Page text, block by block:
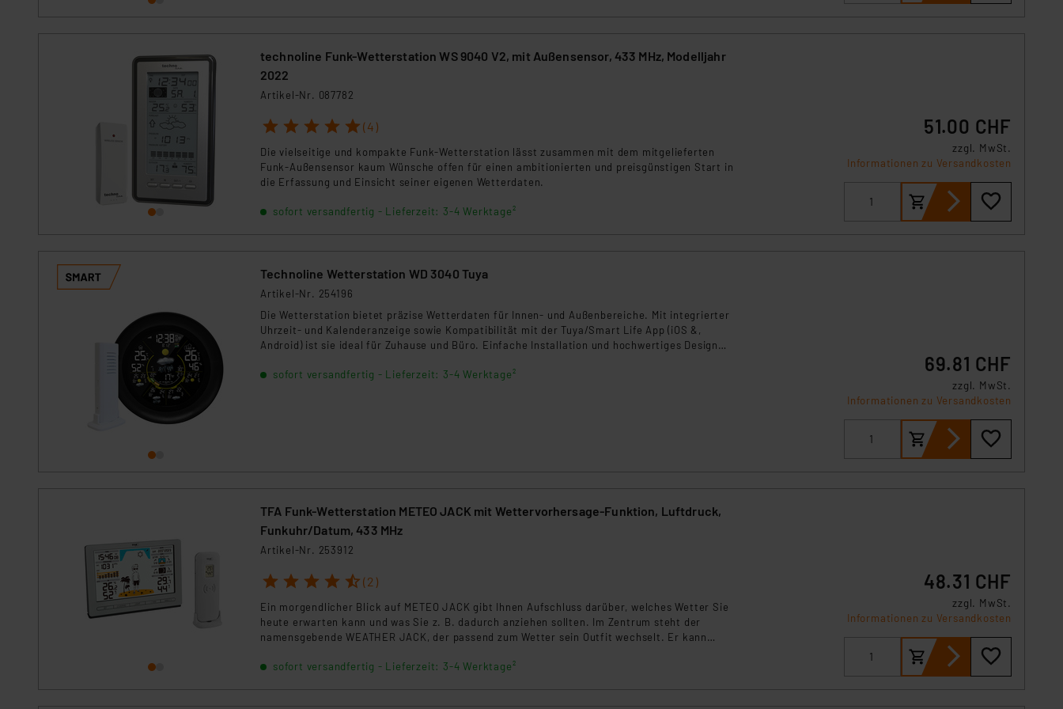
Unsere Kooperation mit diesen Dienstleistern stützt sich auf die Standarddatenschutzklauseln der Europäischen
Kommission sowie einer eigenen Beurteilung der mit der Datenübermittlung, insbesondere der Art der übermittelten
Daten, verbundenen Risiken.“
technoline Funk-Wetterstation WS 9040 V2, mit Außensensor, 433 MHz, Modelljahr
2022
Artikel-Nr. 087782
1 2 3 4 5 (4)
Die vielseitige und kompakte Funk-Wetterstation lässt zusammen mit dem mitgelieferten
Funk-Außensensor kaum Wünsche offen für einen ambitionierten und preisgünstigen Start in
die Erfassung und Einsicht seiner eigenen Wetterdaten.
sofort versandfertig - Lieferzeit: 3-4 Werktage²
51.00 CHF
zzgl. MwSt.
Informationen zu Versandkosten
Technoline Wetterstation WD 3040 Tuya
Artikel-Nr. 254196
Die Wetterstation bietet präzise Wetterdaten für Innen- und Außenbereiche. Mit integrierter
Uhrzeit- und Kalenderanzeige sowie Kompatibilität mit der Tuya/Smart Life App (iOS &,
Android) ist sie ideal für Zuhause und Büro. Einfache Installation und hochwertiges Design
sofort versandfertig - Lieferzeit: 3-4 Werktage²
69.81 CHF
zzgl. MwSt.
Informationen zu Versandkosten
TFA Funk-Wetterstation METEO JACK mit Wettervorhersage-Funktion, Luftdruck,
Funkuhr/Datum, 433 MHz
Artikel-Nr. 253912
1 2 3 4 5 (2)
Ein morgendlicher Blick auf METEO JACK gibt Ihnen Aufschluss darüber, welches Wetter Sie
heute erwarten kann und was Sie z. B. dadurch anziehen sollten. Im Zentrum steht der
namensgebende WEATHER JACK, der passend zum Wetter sein Outfit wechselt. Er kann
Handlungsempfehlungen visualisieren.
sofort versandfertig - Lieferzeit: 3-4 Werktage²
48.31 CHF
zzgl. MwSt.
Informationen zu Versandkosten